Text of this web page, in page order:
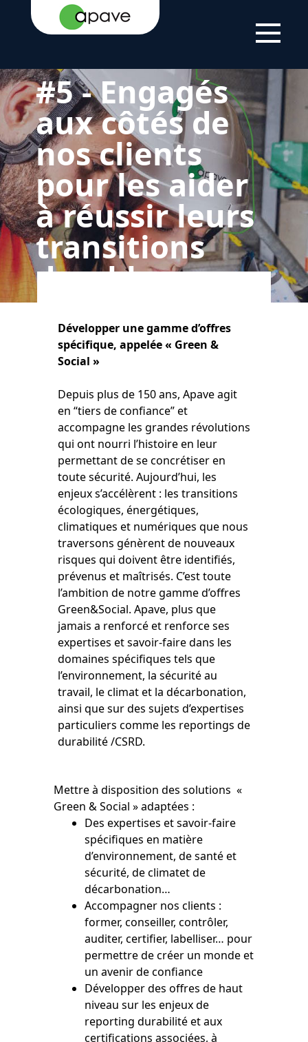
ACCUEIL LE
GROUPE
NOS
ENGAGEMENTS
RSE DESTINATION DE
NOS CLIENTS
#5 - Engagés
aux côtés de
nos clients
pour les aider
à réussir leurs
transitions
durables
Développer une gamme d’offres
spécifique, appelée « Green &
Social »
Depuis plus de 150 ans, Apave agit
en “tiers de confiance” et
accompagne les grandes révolutions
qui ont nourri l’histoire en leur
permettant de se concrétiser en
toute sécurité. Aujourd’hui, les
enjeux s’accélèrent : les transitions
écologiques, énergétiques,
climatiques et numériques que nous
traversons génèrent de nouveaux
risques qui doivent être identifiés,
prévenus et maîtrisés. C’est toute
l’ambition de notre gamme d’offres
Green&Social. Apave, plus que
jamais a renforcé et renforce ses
expertises et savoir-faire dans les
domaines spécifiques tels que
l’environnement, la sécurité au
travail, le climat et la décarbonation,
ainsi que sur des sujets d’expertises
particuliers comme les reportings de
durabilité /CSRD.
Mettre à disposition des solutions «
Green & Social » adaptées :
Des expertises et savoir-faire
spécifiques en matière
d’environnement, de santé et
sécurité, de climatet de
décarbonation…
Accompagner nos clients :
former, conseiller, contrôler,
auditer, certifier, labelliser… pour
permettre de créer un monde et
un avenir de confiance
Développer des offres de haut
niveau sur les enjeux de
reporting durabilité et aux
certifications associées, à